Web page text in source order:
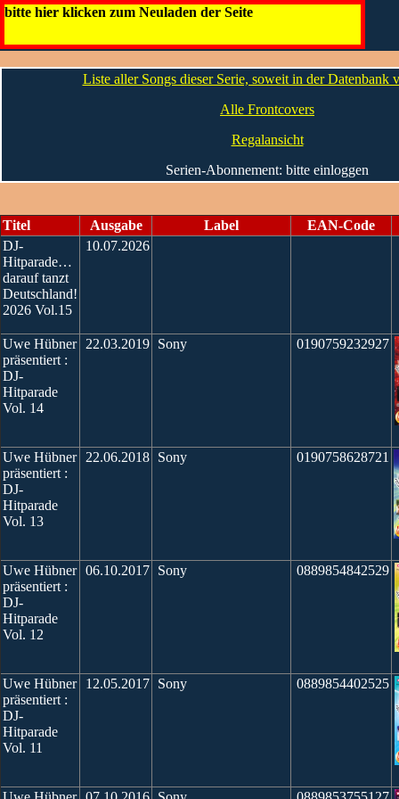
bitte hier klicken zum Neuladen der Seite
DJ Hitparade
Liste aller Songs dieser Serie, soweit in der Datenbank
Alle Frontcovers
Regalansicht
Serien-Abonnement: bitte einloggen
Titel Ausgabe Label
EAN-Code
DJ-
Hitparade…
darauf tanzt
Deutschland!
2026 Vol.15
10.07.2026
Uwe Hübner
präsentiert :
DJ-
Hitparade
Vol. 14
22.03.2019 Sony 0190759232927
Uwe Hübner
präsentiert :
DJ-
Hitparade
Vol. 13
22.06.2018 Sony 0190758628721
Uwe Hübner
präsentiert :
DJ-
Hitparade
Vol. 12
06.10.2017 Sony 0889854842529
Uwe Hübner
präsentiert :
DJ-
Hitparade
Vol. 11
12.05.2017 Sony 0889854402525